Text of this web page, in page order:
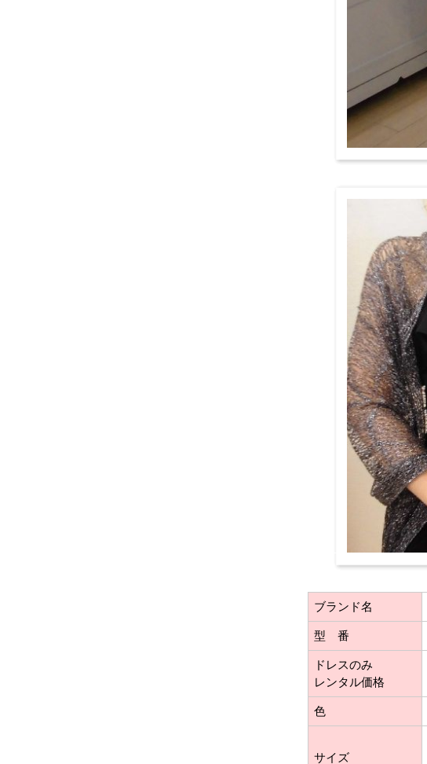
ブランド名
型 番
ドレスのみ
レンタル価格
色
サイズ